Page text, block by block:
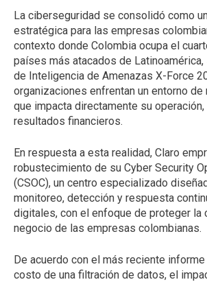
La ciberseguridad se consolidó como
estratégica para las empresas
contexto donde Colombia ocupa el
países más atacados de
de Inteligencia de Amenazas X-Force
organizaciones enfrentan un entorno
que impacta directamente su
resultados financieros.
En respuesta a esta realidad, Claro
robustecimiento de su Cyber Security
(CSOC), un centro especializado
monitoreo, detección y respuesta
digitales, con el enfoque de proteger la
negocio de las empresas colombianas.
De acuerdo con el más reciente
costo de una filtración de datos, el